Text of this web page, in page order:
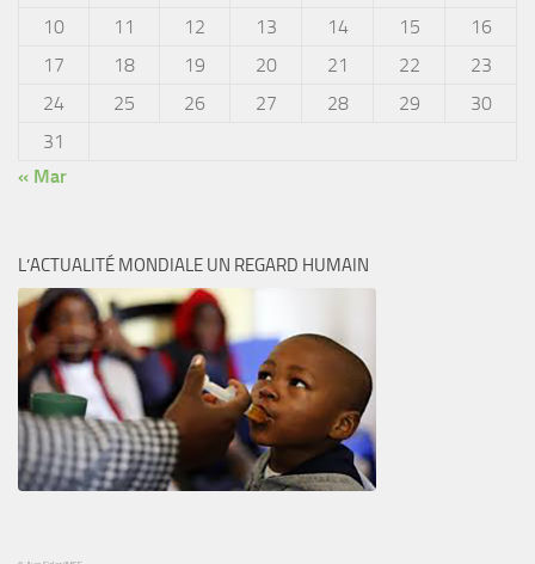
10
11 12 13 14 15
16
17
18 19 20 21 22
23
24
25 26 27 28 29
30
31
« Mar
L’ACTUALITÉ MONDIALE UN REGARD HUMAIN